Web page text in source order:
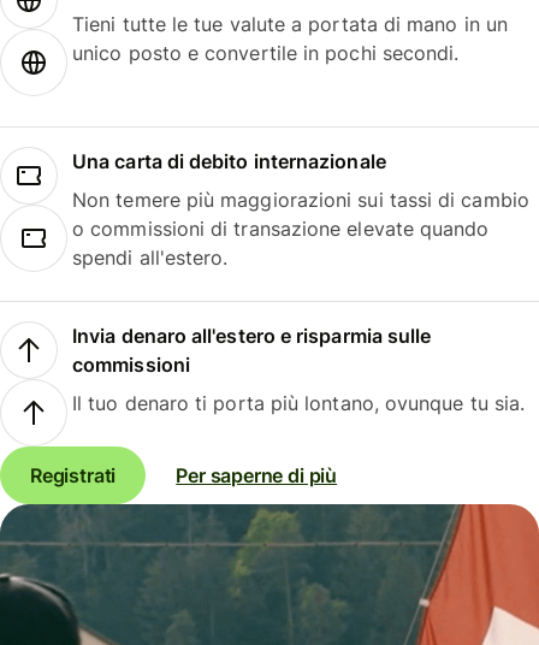
Tieni tutte le tue valute a portata di mano in un
unico posto e convertile in pochi secondi.
Una carta di debito internazionale
Non temere più maggiorazioni sui tassi di cambio
o commissioni di transazione elevate quando
spendi all'estero.
Invia denaro all'estero e risparmia sulle
commissioni
Il tuo denaro ti porta più lontano, ovunque tu sia.
Registrati Per saperne di più